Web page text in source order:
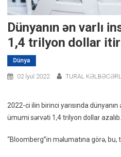
Dünyanın ən varlı
1,4 trilyon dollar
Dünya
02 İyul 2022 TURAL
2022-ci ilin birinci yarısında dünyanın
ümumi sərvəti 1,4 trilyon dollar azalıb.
“Bloomberg”in məlumatına görə,